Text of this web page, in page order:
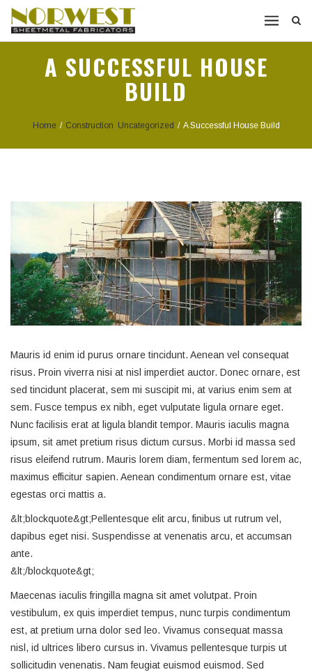
A SUCCESSFUL HOUSE
BUILD
Home / Construction, Uncategorized / A Successful House Build
Mauris id enim id purus ornare tincidunt. Aenean vel consequat
risus. Proin viverra nisi at nisl imperdiet auctor. Donec ornare, est
sed tincidunt placerat, sem mi suscipit mi, at varius enim sem at
sem. Fusce tempus ex nibh, eget vulputate ligula ornare eget.
Nunc facilisis erat at ligula blandit tempor. Mauris iaculis magna
ipsum, sit amet pretium risus dictum cursus. Morbi id massa sed
risus eleifend rutrum. Mauris lorem diam, fermentum sed lorem ac,
maximus efficitur sapien. Aenean condimentum ornare est, vitae
egestas orci mattis a.
&lt;blockquote&gt;Pellentesque elit arcu, finibus ut rutrum vel,
dapibus eget nisi. Suspendisse at venenatis arcu, et accumsan
ante.
&lt;/blockquote&gt;
Maecenas iaculis fringilla magna sit amet volutpat. Proin
vestibulum, ex quis imperdiet tempus, nunc turpis condimentum
est, at pretium urna dolor sed leo. Vivamus consequat massa
nisl, id ultrices libero cursus in. Vivamus pellentesque turpis ut
sollicitudin venenatis. Nam feugiat euismod euismod. Sed